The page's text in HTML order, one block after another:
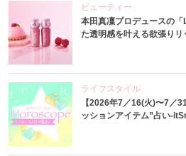
ビューティー
本田真凜プロデュースの
た透明感を叶える欲張りリ
ライフスタイル
【2026年7／16(火)〜7／
ッションアイテム”占い-